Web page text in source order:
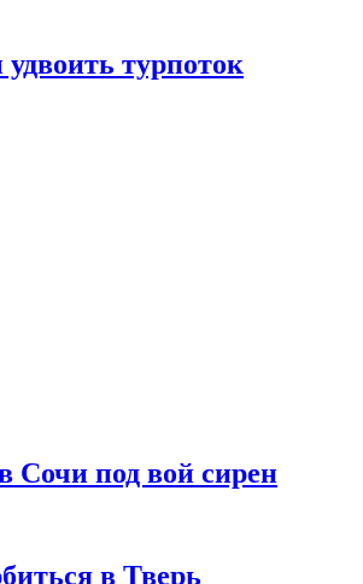
турпоток
Сочи под вой сирен
в Тверь